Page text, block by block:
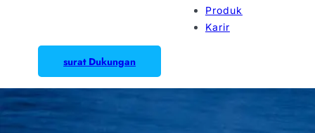
Produk
Karir
surat Dukungan